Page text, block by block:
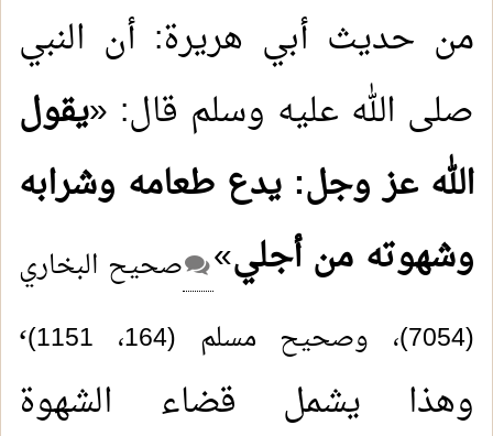
من حديث أبي هريرة: أن النبي
صلى الله عليه وسلم قال: «يقول
الله عز وجل: يدع طعامه وشرابه
وشهوته من أجلي»
صحيح البخاري
(7054)، وصحيح مسلم (164، 1151)
،
وهذا يشمل قضاء الشهوة